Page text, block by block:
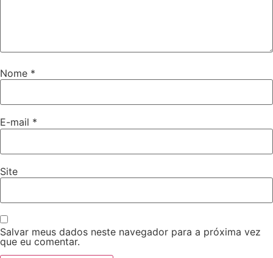
Nome *
E-mail *
Site
Salvar meus dados neste navegador para a próxima vez
que eu comentar.